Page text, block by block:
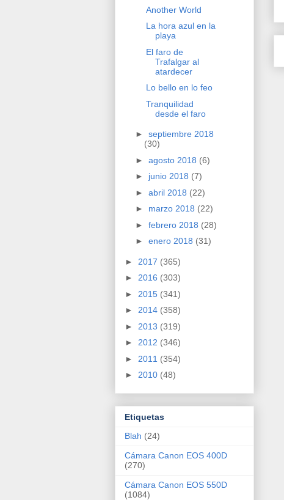
Another World
La hora azul en la
playa
El faro de
Trafalgar al
atardecer
Lo bello en lo feo
Tranquilidad
desde el faro
► septiembre 2018
(30)
► agosto 2018 (6)
► junio 2018 (7)
► abril 2018 (22)
► marzo 2018 (22)
► febrero 2018 (28)
► enero 2018 (31)
► 2017 (365)
► 2016 (303)
► 2015 (341)
► 2014 (358)
► 2013 (319)
► 2012 (346)
► 2011 (354)
► 2010 (48)
Etiquetas
Blah (24)
Cámara Canon EOS 400D
(270)
Cámara Canon EOS 550D
(1084)